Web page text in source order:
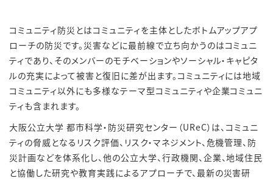
コミュニティ防災とはコミュニティを主体としたボトムアップアプ
ローチの防災です。災害などに最前線で立ち向かうのはコミュニ
ティであり、そのメンバーのモチベーションやソーシャル・キャピタ
ルの充実によって被害と復旧に差が出ます。コミュニティには地域
コミュニティ以外にも多様なテーマ型コミュニティや企業コミュニ
ティも含まれます。
大阪公立大学 都市科学・防災研究センター（UReC）は、コミュニ
ティの脅威となるリスク評価、リスク・マネジメント、危機管理、防
災計画などを体系化し、他の公立大学、行政機関、企業、地域住民
と協働した研究や教育実践によるアプローチで、最新の災害研